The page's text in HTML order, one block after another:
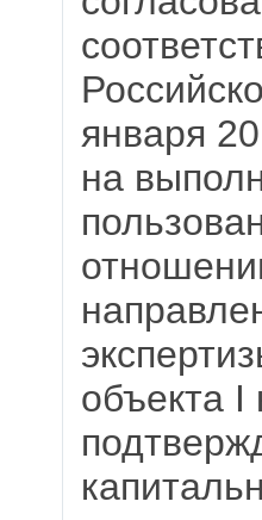
января
на
объекта I